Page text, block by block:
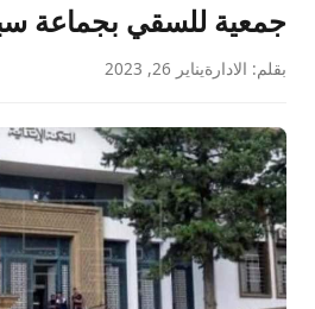
جمعية للسقي بجماعة
بقلم: الادارةيناير 26, 2023